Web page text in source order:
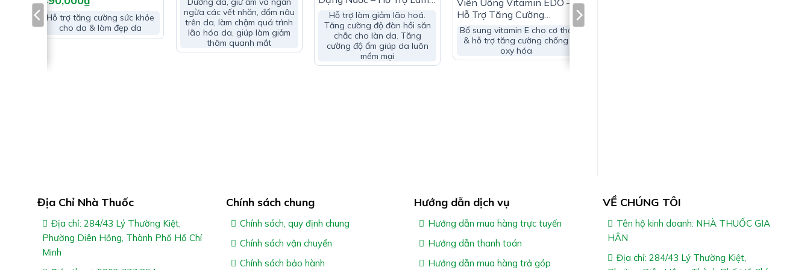
Hướng Dẫn Sử Dụng Dermapure+ Glutathione:
Uống 2 viên/lần x 1-2 lần/ngày cùng bữa ăn hoặc theo hướng dẫn của chuyên gia chăm sóc sức khỏe
Hỗ trợ tăng cường sức khỏe
cho da & làm đẹp da
ngừa các vết nhăn, đốm nâu
trên da, làm chậm quá trình
lão hóa da, giúp làm giảm
thâm quanh mắt
Giảm Lão Hóa
Hỗ trợ làm giảm lão hoá.
Tăng cường độ đàn hồi săn
chắc cho làn da. Tăng
cường độ ẩm giúp da luôn
mềm mại
Viên Uống Vitamin EDO –
Hỗ Trợ Tăng Cường
Chống Oxy Hóa & Hạn
Chế Lão Hóa Da
Bổ sung vitamin E cho cơ thể
& hỗ trợ tăng cường chống
oxy hóa
Địa Chỉ Nhà Thuốc
Địa chỉ: 284/43 Lý Thường Kiệt,
Phường Diên Hồng, Thành Phố Hồ Chí
Minh
Chính sách chung
Chính sách, quy định chung
Chính sách vận chuyển
Chính sách bảo hành
Hướng dẫn dịch vụ
Hướng dẫn mua hàng trực tuyến
Hướng dẫn thanh toán
Hướng dẫn mua hàng trả góp
VỀ CHÚNG TÔI
Tên hộ kinh doanh: NHÀ THUỐC GIA
HÂN
Địa chỉ: 284/43 Lý Thường Kiệt,